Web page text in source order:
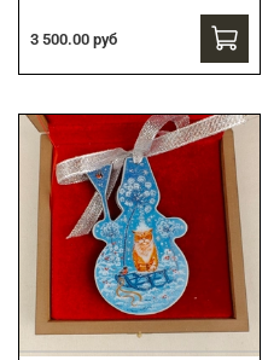
3 500.00 руб